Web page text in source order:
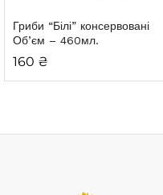
Гриби “Білі” консервовані
Об’єм – 460мл.
160 ₴